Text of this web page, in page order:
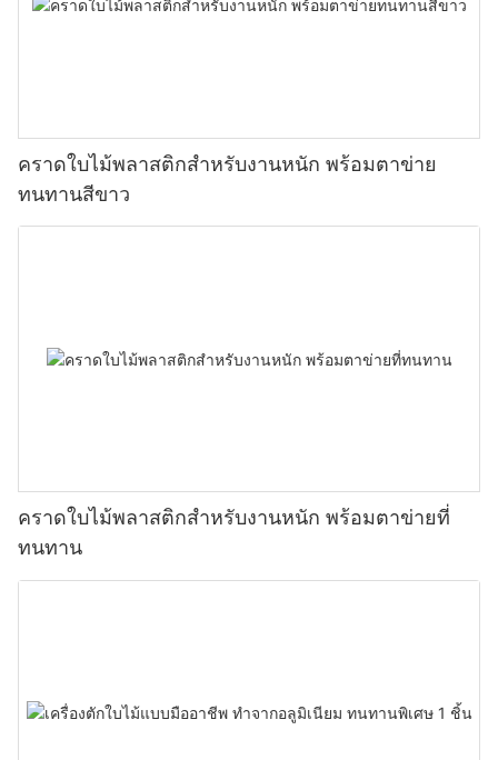
คราดใบไม้พลาสติกสำหรับงานหนัก พร้อมตาข่าย
ทนทานสีขาว
คราดใบไม้พลาสติกสำหรับงานหนัก พร้อมตาข่ายที่
ทนทาน